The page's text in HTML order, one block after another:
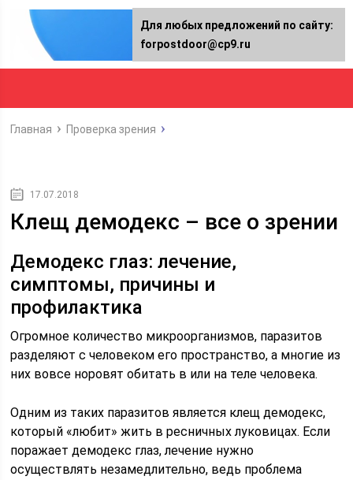
Главная Проверка зрения
17.07.2018
Клещ демодекс – все о зрении
Демодекс глаз: лечение,
симптомы, причины и
профилактика
Огромное количество микроорганизмов, паразитов
разделяют с человеком его пространство, а многие из
них вовсе норовят обитать в или на теле человека.
Одним из таких паразитов является клещ демодекс,
который «любит» жить в ресничных луковицах. Если
поражает демодекс глаз, лечение нужно
осуществлять незамедлительно, ведь проблема
Для любых предложений по сайту:
forpostdoor@cp9.ru